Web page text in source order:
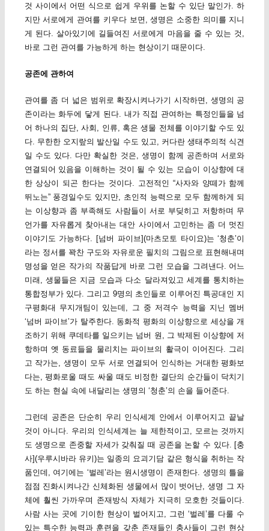
것 사이에서 어떤 식으로 쉽게 우위를 논할 수 있단 말인가. 하
지만 서로에게 관여를 키우다 보면, 생명은 소중한 의미를 지니
게 된다. 살아있기에 길들여진 서로에게 마음을 줄 수 있는 것,
바로 그런 관여를 가능하게 하는 현상이기 때문이다.
공존에 관하여
관여를 좀 더 넓은 범위로 확장시켜나가기 시작하면, 생명의 공
존이라는 화두에 닿게 된다. 내가 직접 관여하는 특정인들을 넘
어 하나의 집단, 사회, 인류, 혹은 생물 전체를 이야기할 수도 있
다. 무한한 오지랖의 발산일 수도 있고, 커다란 생태주의적 식견
일 수도 있다. 다만 확실한 것은, 생명이 함께 공존하며 서로와
연결되어 있음을 이해하는 것이 될 수 있는 모습이 이상향에 대
한 상상이 되곤 한다는 것이다. 고전적인 “사자와 양떼가 함께
뛰노는” 풍경일수도 있지만, 초인적 능력으로 모두 함께하게 되
는 이상향과 좀 부족해도 사람들이 서로 부딪히고 저항하며 무
언가를 자유롭게 찾아내는 대안 사이에서 고민하는 좀 더 멋진
이야기도 가능하다. [넘버 파이브](마츠모토 타이요)는 ‘청춘’이
라는 정서를 꽉찬 구도와 자유로운 필치의 그림으로 표현해내며
명성을 얻은 작가의 작품답게 바로 그런 모습을 그려낸다. 어느
미래, 생물들은 지금 모습과 다소 달라져있고 세계를 통치하는
통합정부가 있다. 그리고 9명의 초인들로 이루어진 특공대인 지
구평화대 무지개팀이 있는데, 그 중 저격수 능력을 지닌 멤버
‘넘버 파이브’가 탈주한다. 동화적 평화의 이상향으로 세상을 개
조하기 위해 쿠데타를 일으키는 넘버 원, 그 박제된 이상향에 저
항하며 옛 동료들을 물리치는 파이브의 활극이 이어진다. 그리
고 작가는, 생명이 모두 서로 연결되어 인식하는 거대한 평화보
다는, 평화로울 때도 싸울 때도 비정한 결단의 순간들이 닥치기
도 하는 현실 속에 내달리는 생명의 ‘청춘’의 손을 들어준다.
그런데 공존은 단순히 우리 인식세계 안에서 이루어지고 끝날
것이 아니다. 우리의 인식세계는 늘 제한적이고, 모르는 것까지
도 생명으로 존중할 자세가 갖춰질 때 공존을 논할 수 있다. [충
사](우루시바라 유키)는 일종의 요괴기담 같은 형식을 취하는 작
품인데, 여기에는 ‘벌레’라는 원시생명이 존재한다. 생명의 틀을
점점 진화시켜나간 신체화된 생물에서 많이 벗어난, 생명 그 자
체에 훨씬 가까우며 존재방식 자체가 지극히 모호한 것들이다.
사람 사는 곳에 기이한 현상이 벌어지고, 그런 ‘벌레’를 다룰 수
있는 특수한 능력과 훈련을 갖춘 존재들인 충사들이 그런 현상